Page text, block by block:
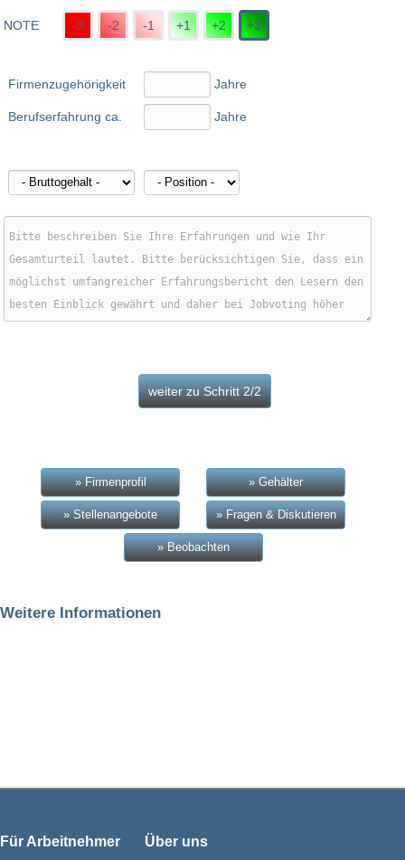
NOTE -3 -2 -1 +1 +2 +3
Firmenzugehörigkeit
Berufserfahrung ca.
Jahre
Jahre
» Firmenprofil » Gehälter
» Stellenangebote » Fragen & Diskutieren
» Beobachten
Weitere Informationen
Für Arbeitnehmer Über uns